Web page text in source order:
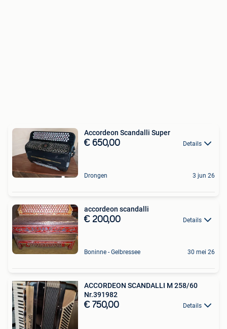
Accordeon Scandalli Super
€ 650,00 Details
Drongen 3 jun 26
accordeon scandalli
€ 200,00 Details
Boninne - Gelbressee 30 mei 26
ACCORDEON SCANDALLI M 258/60
Nr.391982
€ 750,00 Details